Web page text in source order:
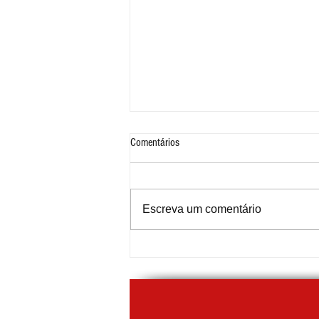
com Projeto ABC+Cultura no palco
Comentários
Escreva um comentário